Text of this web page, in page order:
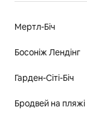
Мертл-Біч
Босоніж Лендінг
Гарден-Сіті-Біч
Бродвей на пляжі